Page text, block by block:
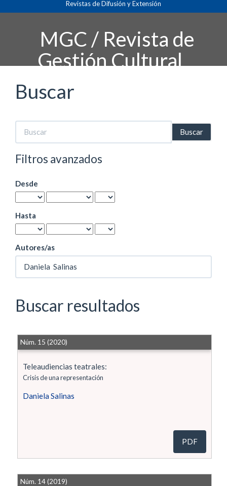
principal
principal
lateral
Revistas de Difusión y Extensión
MGC / Revista de
Gestión Cultural
Buscar
Buscar
artículos
por
Filtros avanzados
Desde
Hasta
Autores/as
Buscar resultados
Teleaudiencias teatrales:
Crisis de una representación
Daniela Salinas
Núm. 15 (2020)
PDF
Núm. 14 (2019)